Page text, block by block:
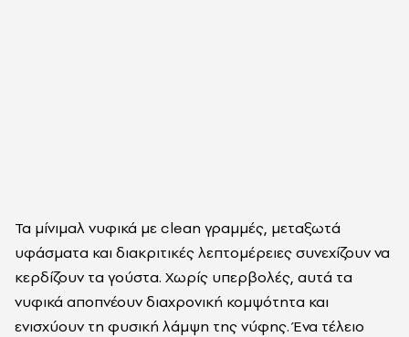
Τα μίνιμαλ νυφικά με clean γραμμές, μεταξωτά
υφάσματα και διακριτικές λεπτομέρειες συνεχίζουν να
κερδίζουν τα γούστα. Χωρίς υπερβολές, αυτά τα
νυφικά αποπνέουν διαχρονική κομψότητα και
ενισχύουν τη φυσική λάμψη της νύφης. Ένα τέλειο